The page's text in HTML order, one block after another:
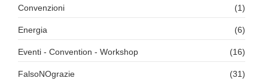
Convenzioni (1)
Energia (6)
Eventi - Convention - Workshop (16)
FalsoNOgrazie (31)